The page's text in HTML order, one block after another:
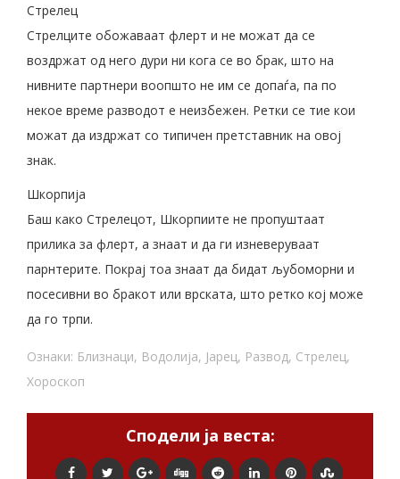
Стрелец
Стрелците обожаваат флерт и не можат да се
воздржат од него дури ни кога се во брак, што на
нивните партнери воопшто не им се допаѓа, па по
некое време разводот е неизбежен. Ретки се тие кои
можат да издржат со типичен претставник на овој
знак.
Шкорпија
Баш како Стрелецот, Шкорпиите не пропуштаат
прилика за флерт, а знаат и да ги изневеруваат
парнтерите. Покрај тоа знаат да бидат љубоморни и
посесивни во бракот или врската, што ретко кој може
да го трпи.
Ознаки: Близнаци, Водолија, Јарец, Развод, Стрелец,
Хороскоп
Сподели ја веста: